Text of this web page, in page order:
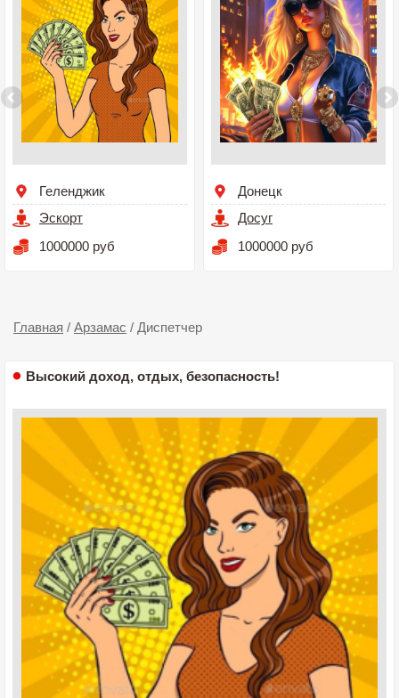
Геленджик
Эскорт
1000000 руб
Донецк
Досуг
1000000 руб
Главная / Арзамас / Диспетчер
Высокий доход, отдых, безопасность!